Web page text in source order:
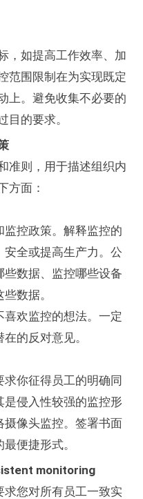
，如提高工作效率、加
范围限制在为实现既定
上。避免收集不必要的
目的要求。
准则，用于描述组织内
方面：
控政策。解释监控的
安全或提高生产力。公
数据、监控哪些设备
数据。
欢监控的想法。一定
的反对意见。
你征得员工的明确同
侵入性较强的监控形
像头监控。签署书面
便捷形式。
monitoring
求您对所有员工一致实